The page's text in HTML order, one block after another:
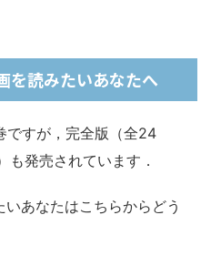
を読みたいあなたへ
ですが，完全版（全24
発売されています．
あなたはこちらからどう